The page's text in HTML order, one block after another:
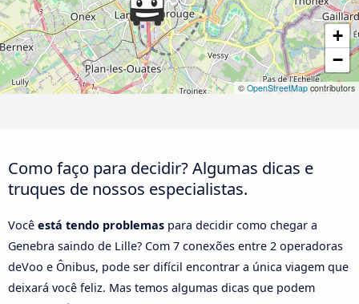
+
−
© OpenStreetMap contributors
Como faço para decidir? Algumas dicas e
truques de nossos especialistas.
Você está tendo problemas para decidir como chegar a
Genebra saindo de Lille? Com 7 conexões entre 2 operadoras
deVoo e Ônibus, pode ser difícil encontrar a única viagem que
deixará você feliz. Mas temos algumas dicas que podem